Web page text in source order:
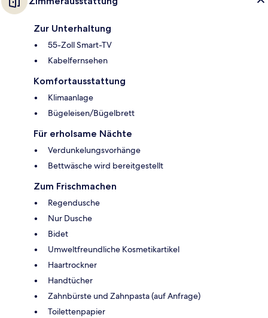
Zur Unterhaltung
55-Zoll Smart-TV
Kabelfernsehen
Komfortausstattung
Klimaanlage
Bügeleisen/Bügelbrett
Für erholsame Nächte
Verdunkelungsvorhänge
Bettwäsche wird bereitgestellt
Zum Frischmachen
Regendusche
Nur Dusche
Bidet
Umweltfreundliche Kosmetikartikel
Haartrockner
Handtücher
Zahnbürste und Zahnpasta (auf Anfrage)
Toilettenpapier